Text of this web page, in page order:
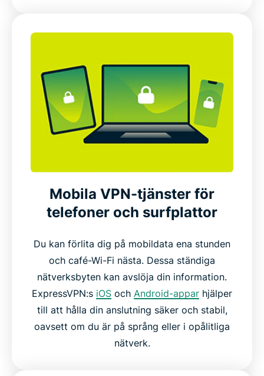
Mobila VPN-tjänster för
telefoner och surfplattor
Du kan förlita dig på mobildata ena stunden
och café-Wi-Fi nästa. Dessa ständiga
nätverksbyten kan avslöja din information.
ExpressVPN:s iOS och Android-appar hjälper
till att hålla din anslutning säker och stabil,
oavsett om du är på språng eller i opålitliga
nätverk.